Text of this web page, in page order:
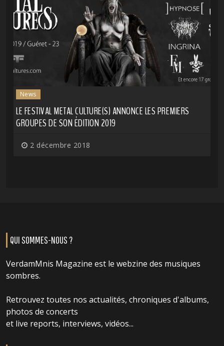
News
LE FESTIVAL METAL CULTURE(S) ANNONCE LES PREMIERS
GROUPES DE SON ÉDITION 2019
2 décembre 2018
QUI SOMMES-NOUS ?
VerdamMnis Magazine est le webzine des musiques
sombres.
Retrouvez toutes nos actualités, chroniques d'albums,
photos de concerts
et live reports, interviews, vidéos...